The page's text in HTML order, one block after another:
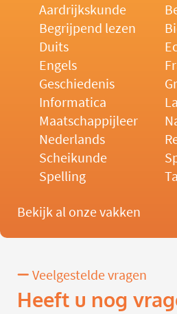
Aardrijkskunde
Begrijpend lezen
Duits
Engels
Geschiedenis
Informatica
Maatschappijleer
Nederlands
Scheikunde
Spelling
Bekijk al onze vakken
Veelgestelde vragen
Heeft u nog